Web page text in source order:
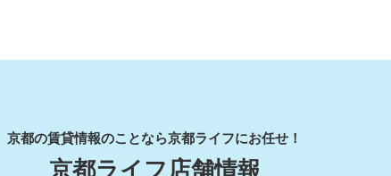
京都の賃貸情報のことなら京都ライフにお任せ！
京都ライフ店舗情報